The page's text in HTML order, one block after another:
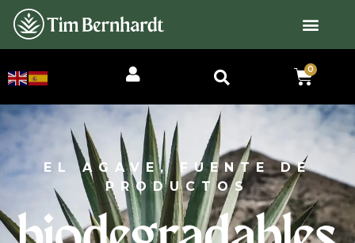
0
EL AGAVE, FUENTE DE
PRODUCTOS